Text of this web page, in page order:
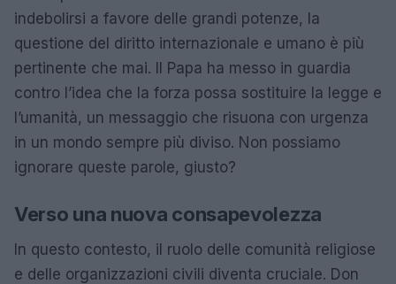
indebolirsi a favore delle grandi potenze, la
questione del diritto internazionale e umano è più
pertinente che mai. Il Papa ha messo in guardia
contro l’idea che la forza possa sostituire la legge e
l’umanità, un messaggio che risuona con urgenza
in un mondo sempre più diviso. Non possiamo
ignorare queste parole, giusto?
Verso una nuova consapevolezza
In questo contesto, il ruolo delle comunità religiose
e delle organizzazioni civili diventa cruciale. Don